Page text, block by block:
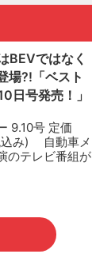
BEVではなく
場?!「ベスト
日号発売！」
9.10号 定価
込み) 自動車メ
のテレビ番組が